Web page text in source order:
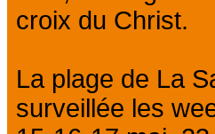
croix du Christ.
La plage de La
surveillée les